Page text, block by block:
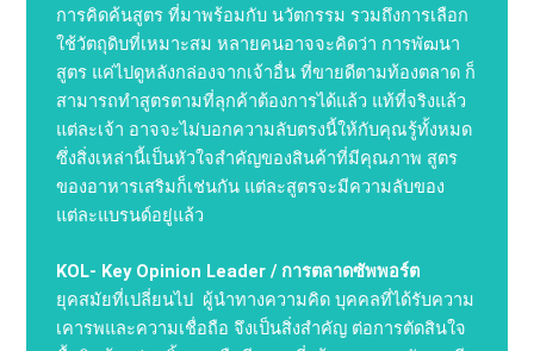
การคิดค้นสูตร ที่มาพร้อมกับ นวัตกรรม รวมถึงการเลือก
ใช้วัตถุดิบที่เหมาะสม หลายคนอาจจะคิดว่า การพัฒนา
สูตร แค่ไปดูหลังกล่องจากเจ้าอื่น ที่ขายดีตามท้องตลาด ก็
สามารถทำสูตรตามที่ลุกค้าต้องการได้แล้ว แท้ที่จริงแล้ว
แต่ละเจ้า อาจจะไม่บอกความลับตรงนี้ให้กับคุณรู้ทั้งหมด
ซึ่งสิ่งเหล่านี้เป็นหัวใจสำคัญของสินค้าที่มีคุณภาพ สูตร
ของอาหารเสริมก็เช่นกัน แต่ละสูตรจะมีความลับของ
แต่ละแบรนด์อยู่แล้ว
KOL- Key Opinion Leader / การตลาดซัพพอร์ต
ยุคสมัยที่เปลี่ยนไป ผู้นำทางความคิด บุคคลที่ได้รับความ
เคารพและความเชื่อถือ จึงเป็นสิ่งสำคัญ ต่อการตัดสินใจ